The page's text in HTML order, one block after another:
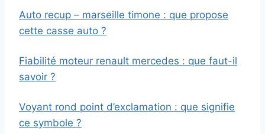
Auto recup – marseille timone : que propose
cette casse auto ?
Fiabilité moteur renault mercedes : que faut-il
savoir ?
Voyant rond point d’exclamation : que signifie
ce symbole ?